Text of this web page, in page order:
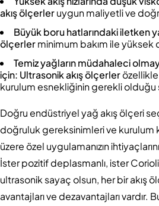
akış ölçerleruygun maliyetli ve
Büyük boru hatlarındaki iletken
ölçerlerminimum bakım ile yüksek
Temiz yağların müdahaleci
için: Ultrasonik akış ölçerler
kurulum esnekliğinin gerekli olduğu
Doğru endüstriyel yağ akış ölçeri
doğruluk gereksinimleri ve kurulum
üzere özel uygulamanızın
İster pozitif deplasmanlı, ister
ultrasonik sayaç olsun, her bir akış
avantajları ve dezavantajları vardır.